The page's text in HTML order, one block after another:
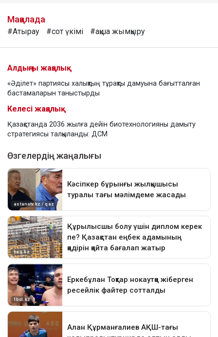
Мақалада
#Атырау #сот үкімі #ақша жымқыру
Алдыңғы жаңалық
«Әділет» партиясы халықтың тұрақты дамуына бағытталған
бастамаларын таныстырды
Келесі жаңалық
Қазақстанда 2036 жылға дейін биотехнологияны дамыту
стратегиясы талқыланды: ДСМ